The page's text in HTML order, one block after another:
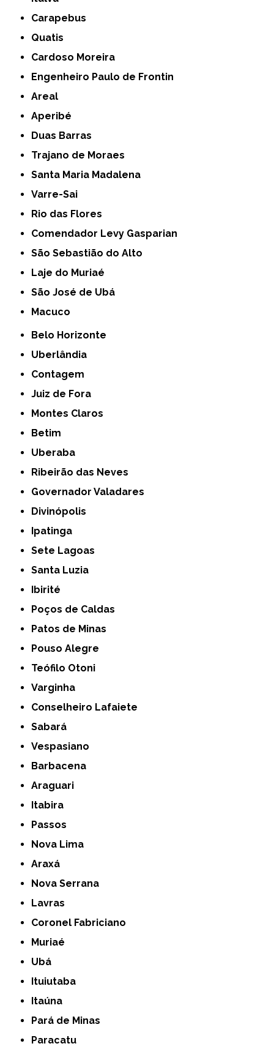
Carapebus
Quatis
Cardoso Moreira
Engenheiro Paulo de Frontin
Areal
Aperibé
Duas Barras
Trajano de Moraes
Santa Maria Madalena
Varre-Sai
Rio das Flores
Comendador Levy Gasparian
São Sebastião do Alto
Laje do Muriaé
São José de Ubá
Macuco
Belo Horizonte
Uberlândia
Contagem
Juiz de Fora
Montes Claros
Betim
Uberaba
Ribeirão das Neves
Governador Valadares
Divinópolis
Ipatinga
Sete Lagoas
Santa Luzia
Ibirité
Poços de Caldas
Patos de Minas
Pouso Alegre
Teófilo Otoni
Varginha
Conselheiro Lafaiete
Sabará
Vespasiano
Barbacena
Araguari
Itabira
Passos
Nova Lima
Araxá
Nova Serrana
Lavras
Coronel Fabriciano
Muriaé
Ubá
Ituiutaba
Itaúna
Pará de Minas
Paracatu